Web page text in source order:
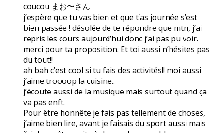
coucou まお〜さん
j’espère que tu vas bien et que t’as journée s’est
bien passée ! désolée de te répondre que mtn, j’ai
repris les cours aujourd’hui donc j’ai pas pu voir.
merci pour ta proposition. Et toi aussi n’hésites pas
du tout!!
ah bah c’est cool si tu fais des activités!! moi aussi
j’aime troooop la cuisine..
j’écoute aussi de la musique mais surtout quand ça
va pas enft.
Pour être honnête je fais pas tellement de choses,
j’aime bien lire, avant je faisais du sport aussi mais